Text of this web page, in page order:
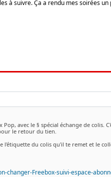
à suivre. Ça a rendu mes soirées
avec le § spécial échange de colis.
le retour du tien.
l'étiquette du colis qu'il te remet et le
changer-Freebox-suivi-espace-